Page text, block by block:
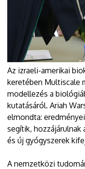
Az izraeli-amerikai
keretében Multiscale
modellezés a
kutatásáról. Ariah
elmondta:
segítik, hozzájárulnak
és új gyógyszerek
A nemzetközi